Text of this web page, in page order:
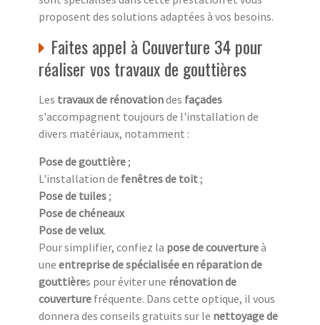
proposent des solutions adaptées à vos besoins.
Faites appel à Couverture 34 pour
réaliser vos travaux de gouttières
Les travaux de rénovationdes façades
s'accompagnent toujours de l'installation de
divers matériaux, notamment :
Pose de gouttière;
L'installation de fenêtres de toit;
Pose de tuiles;
Pose de chéneaux
Pose de velux.
Pour simplifier, confiez la pose de couvertureà
une entreprise de spécialisée en réparation de
gouttières pour éviter une rénovation de
couverture fréquente. Dans cette optique, il vous
donnera des conseils gratuits sur le nettoyage de